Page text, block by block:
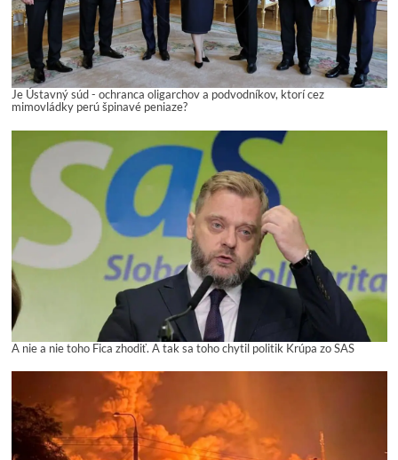
Je Ústavný súd - ochranca oligarchov a podvodníkov, ktorí cez
mimovládky perú špinavé peniaze?
A nie a nie toho Fica zhodiť. A tak sa toho chytil politik Krúpa zo SAS